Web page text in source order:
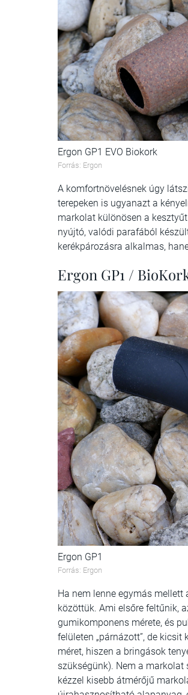
Ergon GP1 EVO Biokork
Forrás: Ergon
A komfortnövelésnek úgy
terepeken is ugyanazt a
markolat különösen a
nyújtó, valódi parafából
kerékpározásra alkalmas,
Ergon GP1 /
Ergon GP1
Forrás: Ergon
Ha nem lenne egymás mellett
közöttük. Ami elsőre feltűnik,
gumikomponens mérete, és
felületen „párnázott”, de
méret, hiszen a bringások
szükségünk). Nem a markolat
kézzel kisebb átmérőjű